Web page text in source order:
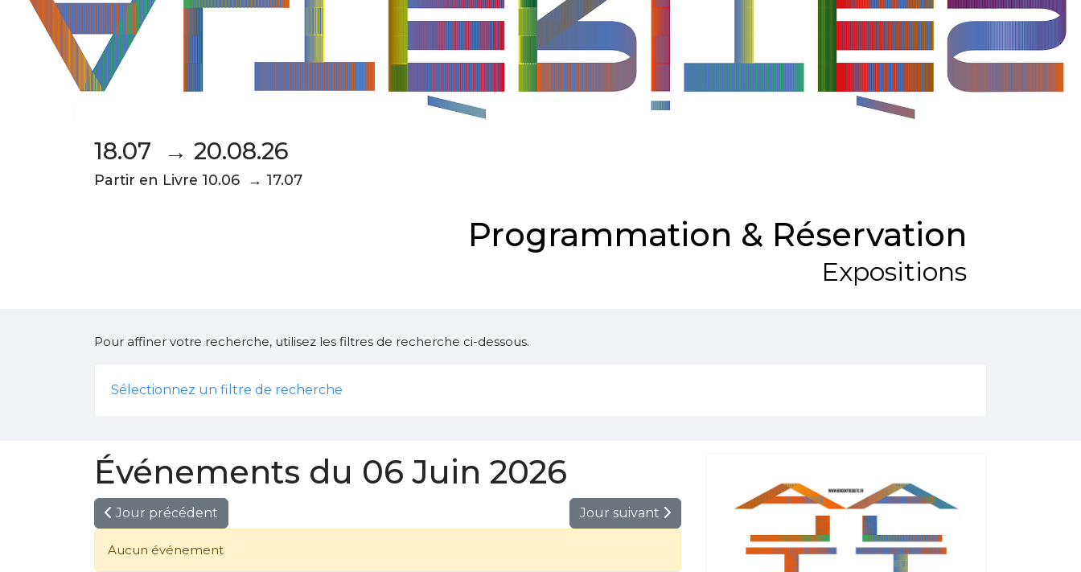
18.07 → 20.08.26
Partir en Livre 10.06 → 17.07
Programmation & Réservation
Expositions
Pour affiner votre recherche, utilisez les filtres de recherche ci-dessous.
Sélectionnez un filtre de recherche
Événements du 06 Juin 2026
Jour précédent Jour suivant
Aucun événement